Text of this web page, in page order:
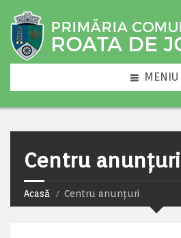
MENIU
Centru anunțuri
Acasă Centru anunțuri